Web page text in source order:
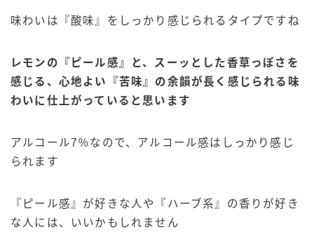
味わいは『酸味』をしっかり感じられるタイプですね
レモンの『ピール感』と、スーッとした香草っぽさを
感じる、心地よい『苦味』の余韻が長く感じられる味
わいに仕上がっていると思います
アルコール7％なので、アルコール感はしっかり感じ
られます
『ピール感』が好きな人や『ハーブ系』の香りが好き
な人には、いいかもしれません